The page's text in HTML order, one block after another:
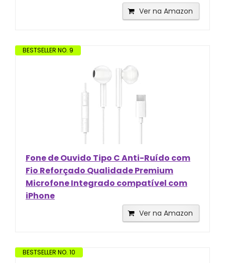
Ver na Amazon
BESTSELLER NO. 9
Fone de Ouvido Tipo C Anti-Ruído com
Fio Reforçado Qualidade Premium
Microfone Integrado compatível com
iPhone
Ver na Amazon
BESTSELLER NO. 10